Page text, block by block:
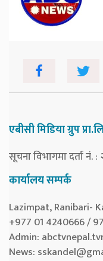
एबीसी मिडिया ग्रुप
सूचना विभागमा दर्ता नं.
कार्यालय सम्पर्क
Lazimpat, Ranibari-
+977 01 4240666 /
Admin:
News: